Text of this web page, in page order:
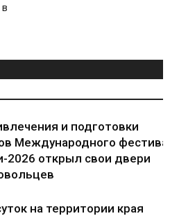
и подготовки
Международного
2026 открыл свои двери
на территории края